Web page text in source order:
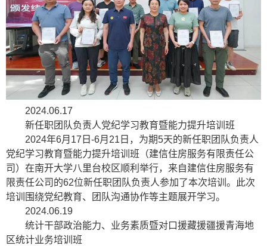
2024.06.17
新任职团队负责人党纪学习教育暨能力提升培训班
2024年6月17日-6月21日，为期5天的新任职团队负责人
党纪学习教育暨能力提升培训班（建信住房服务有限责任公
司）在南开大学八里台校区顺利举行，来自建信住房服务有
限责任公司的62位新任职团队负责人参加了本次培训。此次
培训围绕党纪教育、团队沟通协作等主题展开学习。
2024.06.19
统计干部政治能力、业务素质暨对口援藏援疆援青海地
区统计业务培训班